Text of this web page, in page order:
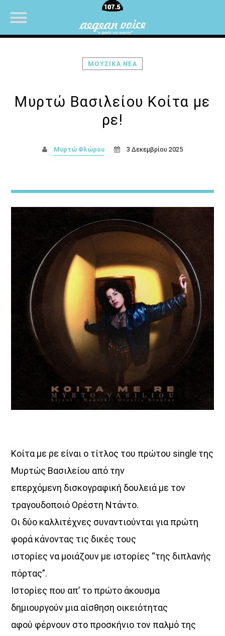
HOT 40 Θέμης Γεωργαντάς
<p [...]
Discover More
UPCOMING SHOWS
18:00
20:00
Μελωδικές Ιστορίες
21:00
Just Music
Night Love
ΜΟΥΣΙΚΆ ΝΈΑ
Μυρτώ Βασιλείου Κοίτα με
ρε!
Μυρτώ Φλώρου 3 Δεκεμβρίου 2025
Κοίτα με ρε είναι ο τίτλος του πρώτου single της
Μυρτώς Βασιλείου από την
επερχόμενη δισκογραφική δουλειά με τον
τραγουδοποιό Ορέστη Ντάντο.
Οι δύο καλλιτέχνες συναντιούνται για πρώτη
φορά κάνοντας τις δικές τους
ιστορίες να μοιάζουν με ιστορίες “της διπλανής
πόρτας”.
Ιστορίες που απ’ το πρώτο άκουσμα
δημιουργούν μια αίσθηση οικειότητας
αφού φέρνουν στο προσκήνιο τον παλμό της